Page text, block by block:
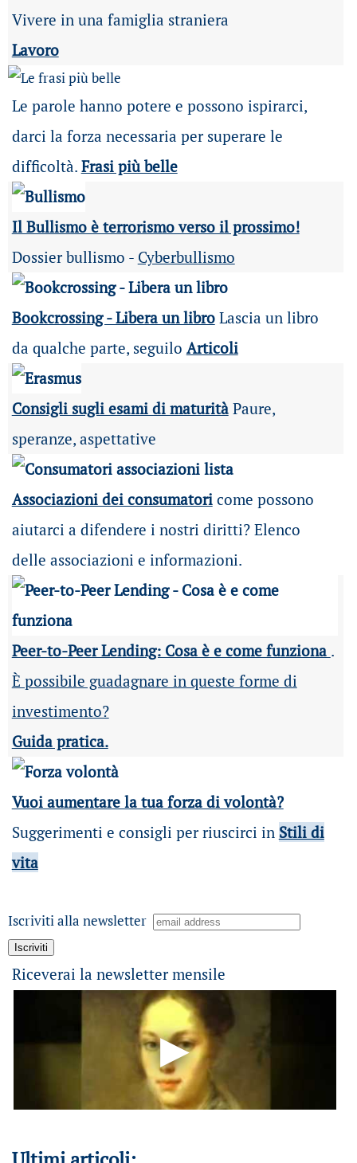
Vivere in una famiglia straniera
Lavoro
Le parole hanno potere e possono ispirarci,
darci la forza necessaria per superare le
difficoltà. Frasi più belle
Il Bullismo è terrorismo verso il prossimo!
Dossier bullismo - Cyberbullismo
Bookcrossing - Libera un libroLascia un libro
da qualche parte, seguilo Articoli
Consigli sugli esami di maturità Paure,
speranze, aspettative
Associazioni dei consumatoricome possono
aiutarci a difendere i nostri diritti? Elenco
delle associazioni e informazioni.
Peer-to-Peer Lending: Cosa è e come funziona .
È possibile guadagnare in queste forme di
investimento?
Guida pratica.
Vuoi aumentare la tua forza di volontà?
Suggerimenti e consigli per riuscirci in Stili di
vita
Iscriviti alla newsletter
Riceverai la newsletter mensile